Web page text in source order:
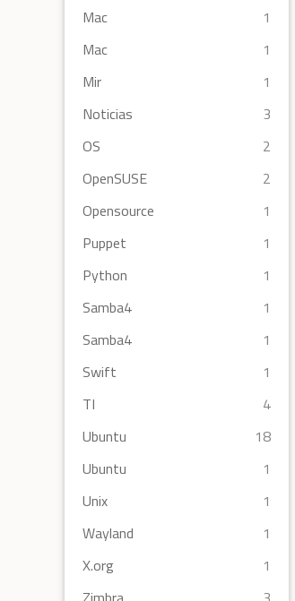
Mac
1
Mac
1
Mir
1
Noticias
3
OS
2
OpenSUSE
2
Opensource
1
Puppet
1
Python
1
Samba4
1
Samba4
1
Swift
1
TI
4
Ubuntu
18
Ubuntu
1
Unix
1
Wayland
1
X.org
1